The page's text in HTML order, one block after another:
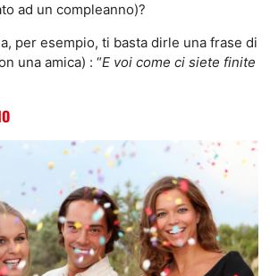
ad un compleanno)?
per esempio, ti basta dirle una frase di
una amica) : “E voi come ci siete finite